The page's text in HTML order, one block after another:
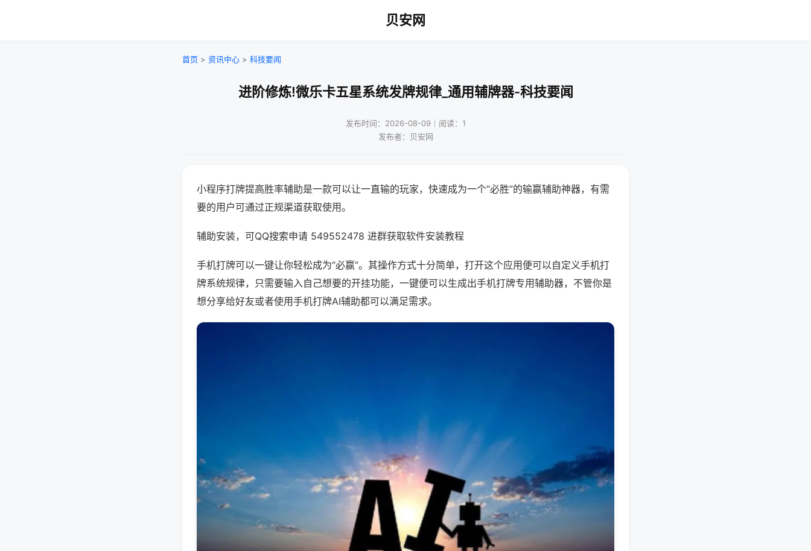
贝安网
首页 > 资讯中心 > 科技要闻
进阶修炼!微乐卡五星系统发牌规律_通用辅牌器-科技要闻
发布时间：2026-08-09｜阅读：1
发布者：贝安网
小程序打牌提高胜率辅助是一款可以让一直输的玩家，快速成为一个“必胜”的输赢辅助神器，有需
要的用户可通过正规渠道获取使用。
辅助安装，可QQ搜索申请 549552478 进群获取软件安装教程
手机打牌可以一键让你轻松成为“必赢”。其操作方式十分简单，打开这个应用便可以自定义手机打
牌系统规律，只需要输入自己想要的开挂功能，一键便可以生成出手机打牌专用辅助器，不管你是
想分享给好友或者使用手机打牌AI辅助都可以满足需求。